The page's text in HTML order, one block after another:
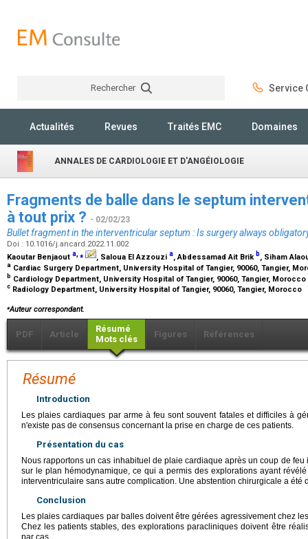
Rechercher Service
Actualités Revues Traités EMC Domaines
ANNALES DE CARDIOLOGIE ET D'ANGÉIOLOGIE
Fragments de balle dans le septum
à tout prix ? - 02/02/23
Bullet fragment in the interventricular septum : Is surgery always
Doi : 10.1016/j.ancard.2022.11.002
Kaoutar Benjaout a,⁎ , Saloua El Azzouzi a, Abdessamad Ait Brik b, Siham
a Cardiac Surgery Department, University Hospital of Tangier, 90060, Tangier,
b Cardiology Department, University Hospital of Tangier, 90060, Tangier, Morocco
c Radiology Department, University Hospital of Tangier, 90060, Tangier, Morocco
⁎Auteur correspondant.
PDF Article
Résumé
Mots clés
Figures Références
Résumé
Introduction
Les plaies cardiaques par arme à feu sont souvent fatales et difficiles à
n'existe pas de consensus concernant la prise en charge de ces patients.
Présentation du cas
Nous rapportons un cas inhabituel de plaie cardiaque après un coup de
sur le plan hémodynamique, ce qui a permis des explorations ayant
interventriculaire sans autre complication. Une abstention chirurgicale a été
Conclusion
Les plaies cardiaques par balles doivent être gérées agressivement chez
Chez les patients stables, des explorations paracliniques doivent être
par cas.